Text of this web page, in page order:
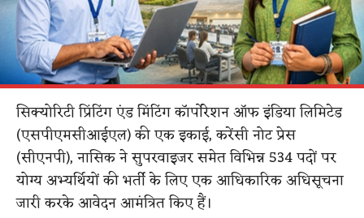
सिक्योरिटी प्रिंटिंग एंड मिंटिंग कॉर्पोरेशन ऑफ इंडिया लिमिटेड
(एसपीएमसीआईएल) की एक इकाई, करेंसी नोट प्रेस
(सीएनपी), नासिक ने सुपरवाइजर समेत विभिन्न 534 पदों पर
योग्य अभ्यर्थियों की भर्ती के लिए एक आधिकारिक अधिसूचना
जारी करके आवेदन आमंत्रित किए हैं।